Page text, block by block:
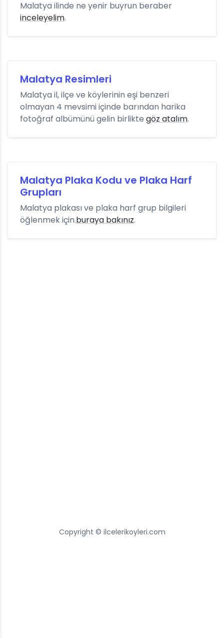
Malatya ilinde ne yenir buyrun beraber
inceleyelim.
Malatya Resimleri
Malatya il, ilçe ve köylerinin eşi benzeri
olmayan 4 mevsimi içinde barından harika
fotoğraf albümünü gelin birlikte göz atalım.
Malatya Plaka Kodu ve Plaka Harf
Grupları
Malatya plakası ve plaka harf grup bilgileri
öğlenmek için.buraya bakınız.
Copyright © ilcelerikoyleri.com